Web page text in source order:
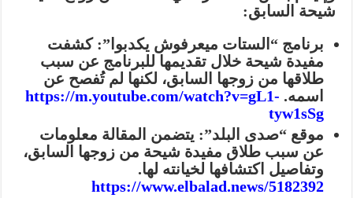
شيحة السابق:
برنامج “الستات ميعرفوش يكدبوا”: كشفت
مفيدة شيحة خلال تقديمها للبرنامج عن سبب
طلاقها من زوجها السابق، لكنها لم تُفصح عن
اسمه. https://m.youtube.com/watch?v=gL1-
tyw1sSg
موقع “صدى البلد”: يتضمن المقالة معلومات
عن سبب طلاق مفيدة شيحة من زوجها السابق،
وتفاصيل اكتشافها لخيانته لها.
https://www.elbalad.news/5182392